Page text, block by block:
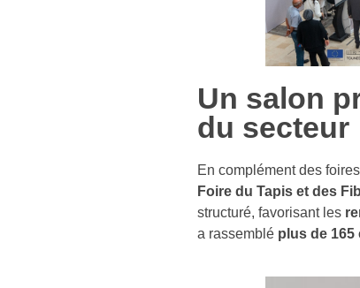
Un salon
du secteur
En complément des
Foire du Tapis et des
structuré, favorisant les
a rassemblé plus de